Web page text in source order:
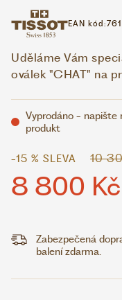
EAN kód:
Uděláme Vám
oválek "CHAT" na
Vyprodáno - napište
produkt
-15 % SLEVA 10
8 800 Kč
Zabezpečená
balení zdarma.